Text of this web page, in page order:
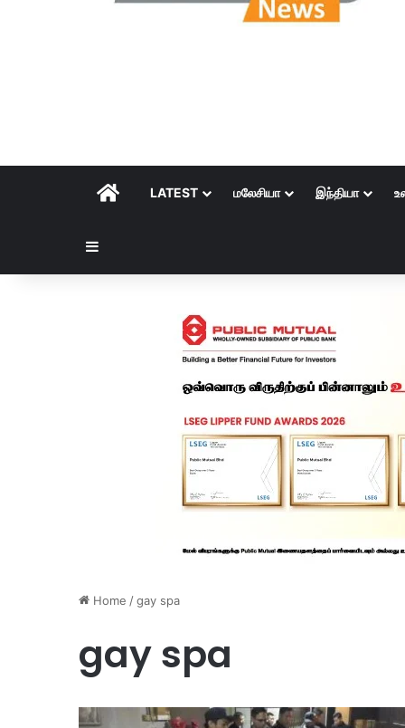
HOMELATEST மலேசியா இந்தியா
Home /gay spa
gay spa